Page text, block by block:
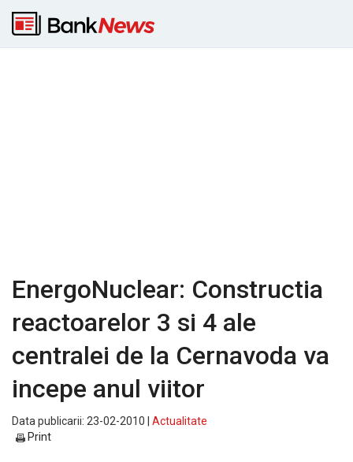
EnergoNuclear: Constructia
reactoarelor 3 si 4 ale
centralei de la Cernavoda va
incepe anul viitor
Data publicarii: 23-02-2010 | Actualitate
Print